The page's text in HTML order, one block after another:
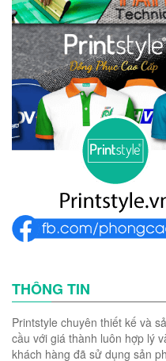
THÔNG TIN
Printstyle chuyên thiết kế và
cầu với giá thành luôn hợp lý
khách hàng đã sử dụng sản